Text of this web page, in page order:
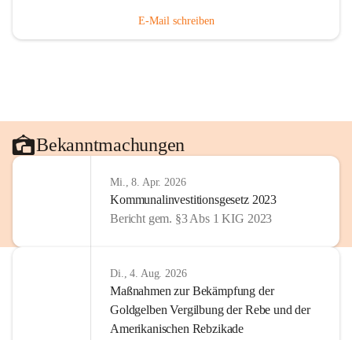
E-Mail schreiben
Bekanntmachungen
Mi., 8. Apr. 2026
Kommunalinvestitionsgesetz 2023
Bericht gem. §3 Abs 1 KIG 2023
Di., 4. Aug. 2026
Maßnahmen zur Bekämpfung der
Goldgelben Vergilbung der Rebe und der
Amerikanischen Rebzikade